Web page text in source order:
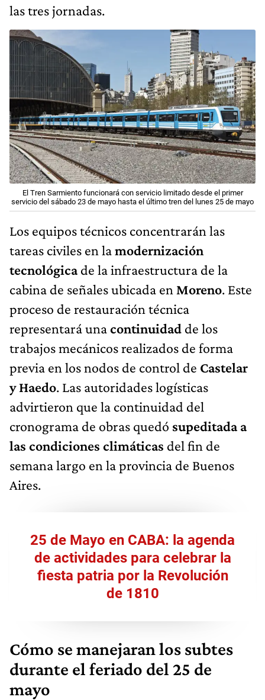
las tres jornadas.
El Tren Sarmiento funcionará con servicio limitado desde el primer
servicio del sábado 23 de mayo hasta el último tren del lunes 25 de mayo
Los equipos técnicos concentrarán las
tareas civiles en lamodernización
tecnológicade la infraestructura de la
cabina de señales ubicada en Moreno. Este
proceso de restauración técnica
representará unacontinuidad de los
trabajos mecánicos realizados de forma
previa en los nodos de control de Castelar
y Haedo. Las autoridades logísticas
advirtieron que la continuidad del
cronograma de obras quedó supeditada a
las condiciones climáticas del fin de
semana largo en la provincia de Buenos
Aires.
25 de Mayo en CABA: la agenda
de actividades para celebrar la
fiesta patria por la Revolución
de 1810
Cómo se manejaran los subtes
durante el feriado del 25 de
mayo